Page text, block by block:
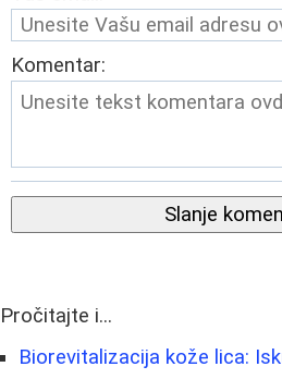
Komentar:
Slanje
Pročitajte i...
Biorevitalizacija kože lica: